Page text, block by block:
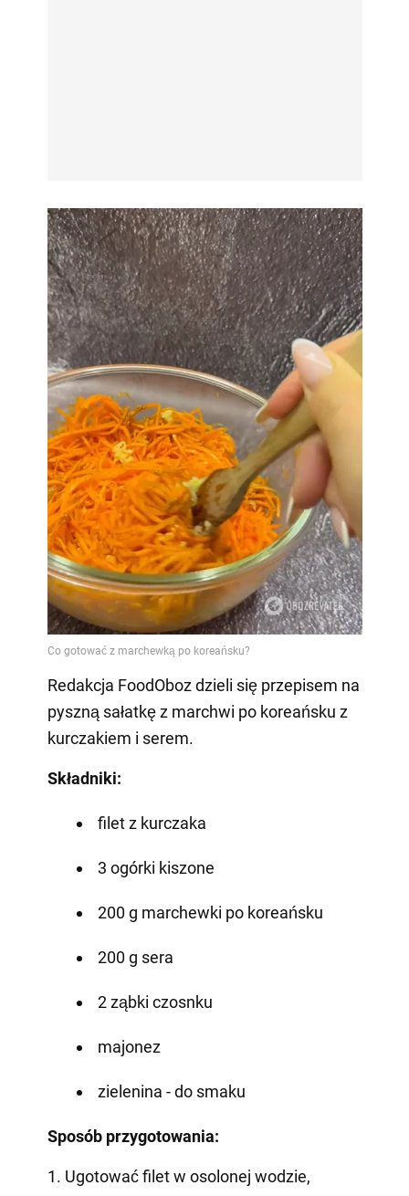
Redakcja FoodOboz dzieli się przepisem na
pyszną sałatkę z marchwi po koreańsku z
kurczakiem i serem.
Składniki:
filet z kurczaka
3 ogórki kiszone
200 g marchewki po koreańsku
200 g sera
2 ząbki czosnku
majonez
zielenina - do smaku
Sposób przygotowania:
1. Ugotować filet w osolonej wodzie,